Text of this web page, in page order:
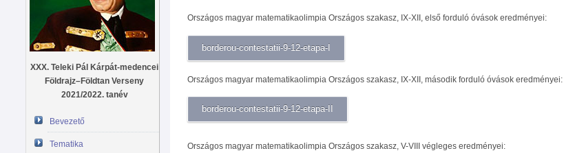
XXX. Teleki Pál Kárpát-medencei
Földrajz–Földtan Verseny
2021/2022. tanév
Bevezető
Tematika
Országos magyar matematikaolimpia Országos szakasz, IX-XII, első forduló óvások eredményei:
borderou-contestatii-9-12-etapa-I
Országos magyar matematikaolimpia Országos szakasz, IX-XII, második forduló óvások eredményei:
borderou-contestatii-9-12-etapa-II
Országos magyar matematikaolimpia Országos szakasz, V-VIII végleges eredményei: